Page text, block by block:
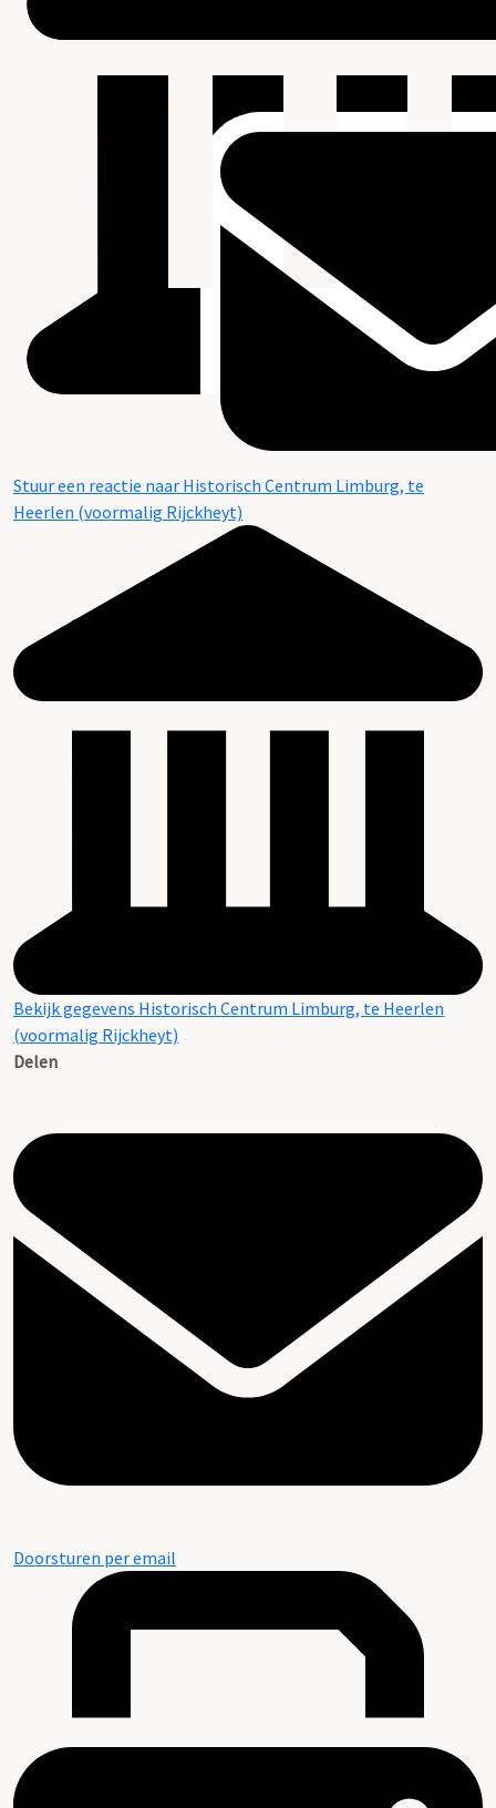
Stuur een reactie naar Historisch Centrum Limburg, te
Heerlen (voormalig Rijckheyt)
Bekijk gegevens Historisch Centrum Limburg, te Heerlen
(voormalig Rijckheyt)
Delen
Doorsturen per email